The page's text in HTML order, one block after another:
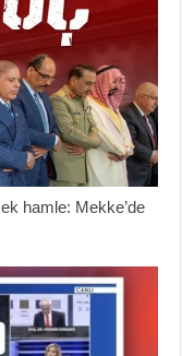
hamle: Mekke’de